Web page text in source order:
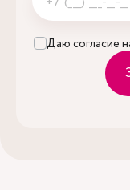
Даю согласие